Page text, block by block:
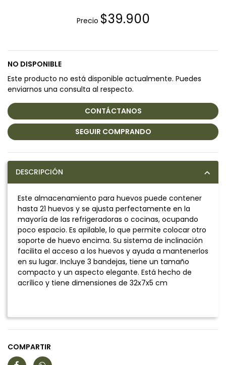
Precio $39.900
NO DISPONIBLE
Este producto no está disponible actualmente. Puedes
enviarnos una consulta al respecto.
CONTÁCTANOS
SEGUIR COMPRANDO
DESCRIPCIÓN
Este almacenamiento para huevos puede contener
hasta 21 huevos y se ajusta perfectamente en la
mayoría de las refrigeradoras o cocinas, ocupando
poco espacio. Es apilable, lo que permite colocar otro
soporte de huevo encima. Su sistema de inclinación
facilita el acceso a los huevos y ayuda a mantenerlos
en su lugar. Incluye 3 bandejas, tiene un tamaño
compacto y un aspecto elegante. Está hecho de
acrílico y tiene dimensiones de 32x7x5 cm
COMPARTIR